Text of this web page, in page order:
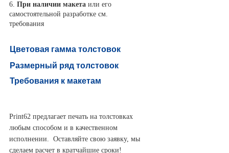
6. При наличии макета или его
самостоятельной разработке см.
требования
Цветовая гамма толстовок
Размерный ряд толстовок
Требования к макетам
Print62 предлагает печать на толстовках
любым способом и в качественном
исполнении. Оставляйте свою заявку, мы
сделаем расчет в кратчайшие сроки!